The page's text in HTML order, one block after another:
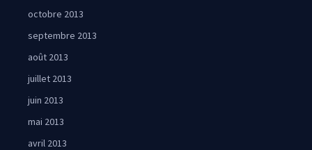
octobre 2013
septembre 2013
août 2013
juillet 2013
juin 2013
mai 2013
avril 2013